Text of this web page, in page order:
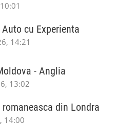
cu Experienta
14:21
- Anglia
13:02
din Londra
14:00